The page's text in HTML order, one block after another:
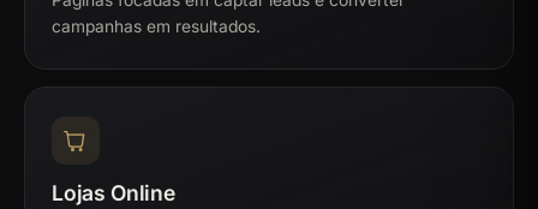
campanhas em resultados.
Lojas Online